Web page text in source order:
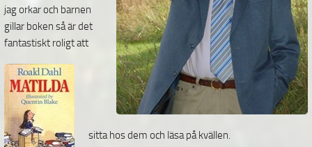
jag orkar och barnen
gillar boken så är det
fantastiskt roligtatt
sitta hos dem och läsa på kvällen.